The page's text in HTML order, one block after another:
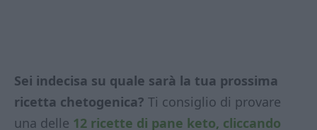
Sei indecisa su quale sarà la tua prossima
ricetta chetogenica? Ti consiglio di provare
una delle 12 ricette di pane keto, cliccando